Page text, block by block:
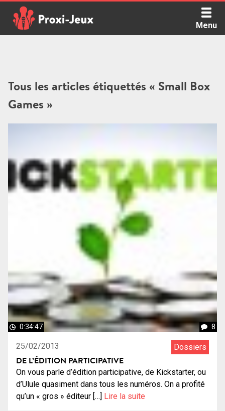
content
Menu
Tous les articles étiquettés « Small Box
Games »
0:34:47 8
25/02/2013 Dossiers
DE L’ÉDITION PARTICIPATIVE
On vous parle d’édition participative, de Kickstarter, ou
d’Ulule quasiment dans tous les numéros. On a profité
qu’un « gros » éditeur […] Lire la suite